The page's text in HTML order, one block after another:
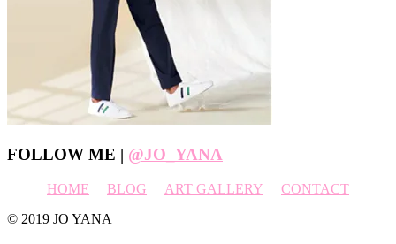
Footer
FOLLOW ME | @JO_YANA
HOME BLOG ART GALLERY
CONTACT
© 2019 JO YANA